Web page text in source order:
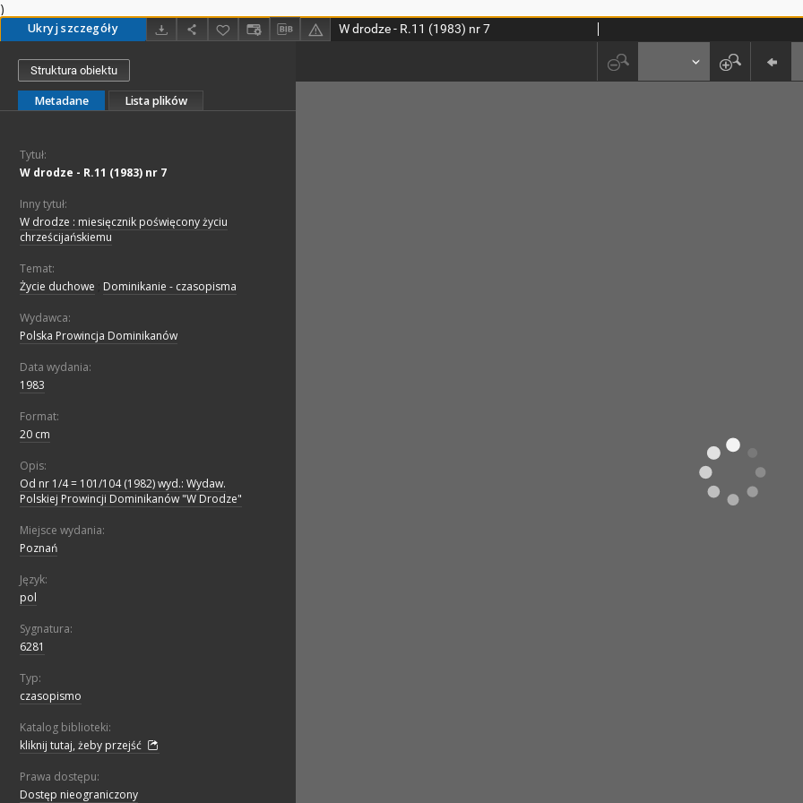
)
Ukryj szczegóły W drodze - R.11 (1983) nr 7
Struktura obiektu
Metadane Lista plików
Tytuł:
W drodze - R.11 (1983) nr 7
Inny tytuł:
W drodze : miesięcznik poświęcony życiu
chrześcijańskiemu
Temat:
Życie duchowe
Dominikanie - czasopisma
Wydawca:
Polska Prowincja Dominikanów
Data wydania:
1983
Format:
20 cm
Opis:
Od nr 1/4 = 101/104 (1982) wyd.: Wydaw.
Polskiej Prowincji Dominikanów "W Drodze"
Miejsce wydania:
Poznań
Język:
pol
Sygnatura:
6281
Typ:
czasopismo
Katalog biblioteki:
kliknij tutaj, żeby przejść
Prawa dostępu:
Dostęp nieograniczony